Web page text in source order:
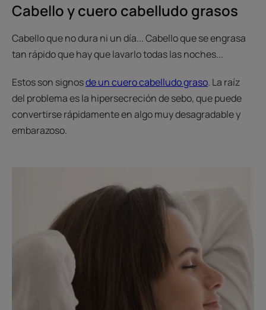
Cabello y cuero cabelludo grasos
Cabello que no dura ni un día... Cabello que se engrasa
tan rápido que hay que lavarlo todas las noches...
Estos son signosde un cuero cabelludo graso. La raíz
del problema es la hipersecreción de sebo, que puede
convertirse rápidamente en algo muy desagradable y
embarazoso.